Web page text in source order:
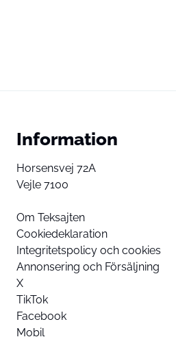
Information
Horsensvej 72A
Vejle 7100
Om Teksajten
Cookiedeklaration
Integritetspolicy och cookies
Annonsering och Försäljning
X
TikTok
Facebook
Mobil